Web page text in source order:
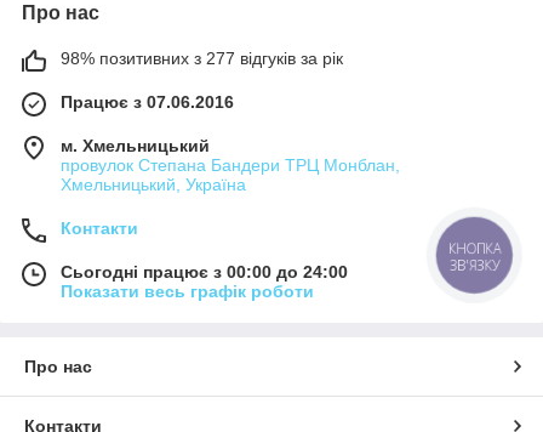
Про нас
98% позитивних з 277 відгуків за рік
Працює з 07.06.2016
м. Хмельницький
провулок Степана Бандери ТРЦ Монблан,
Хмельницький, Україна
Контакти
Сьогодні працює з 00:00 до 24:00
Показати весь графік роботи
Про нас
Контакти
КНОПКА
ЗВ'ЯЗКУ